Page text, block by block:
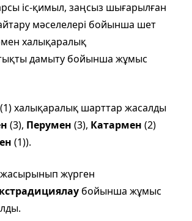
іс-қимыл, заңсыз шығарылған
мәселелері бойынша шет
халықаралық
дамыту бойынша жұмыс
халықаралық шарттар жасалды
(3), Перумен (3), Катармен (2)
(1)).
жүрген
бойынша жұмыс